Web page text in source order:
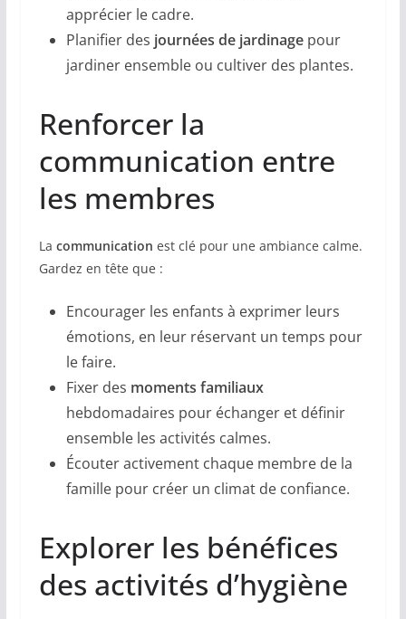
apprécier le cadre.
Planifier des journées de jardinagepour
jardiner ensemble ou cultiver des plantes.
Renforcer la
communication entre
les membres
La communication est clé pour une ambiance calme.
Gardez en tête que :
Encourager les enfants à exprimer leurs
émotions, en leur réservant un temps pour
le faire.
Fixer des moments familiaux
hebdomadaires pour échanger et définir
ensemble les activités calmes.
Écouter activement chaque membre de la
famille pour créer un climat de confiance.
Explorer les bénéfices
des activités d’hygiène